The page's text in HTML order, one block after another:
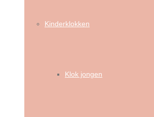
Kinderklokken
Klok jongen